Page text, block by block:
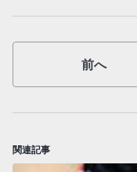
前へ
関連記事